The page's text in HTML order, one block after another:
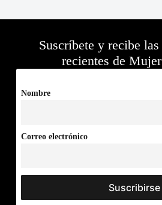
Suscríbete y recibe
recientes de
Nombre
Correo electrónico